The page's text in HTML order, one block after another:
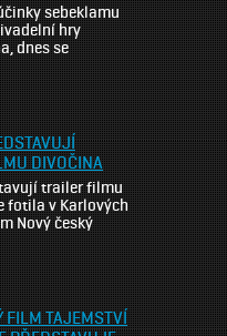
sebeklamu
hry
dnes se
Léčivé účinky
o lásce, o
terapií
Režisér,
Zika scénář
předlohy
Erica-
[…]
DIVOČINA
trailer filmu
fotila v Karlových
Nový český
do kin 15.
trailer. Během
proběhlo i
hlavní role,
zvířecí
bachyní.
FILM TAJEMSTVÍ